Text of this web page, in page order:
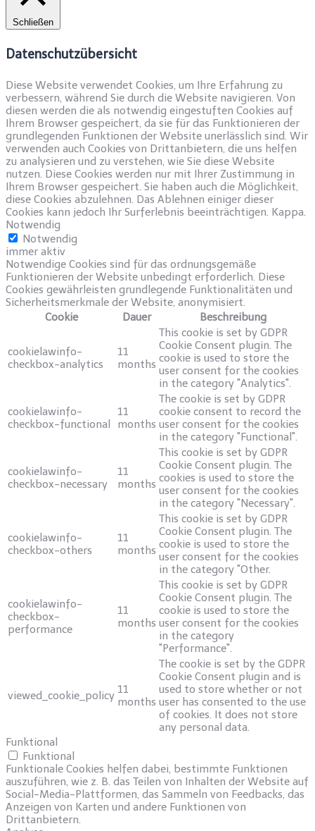
Schließen
Datenschutzübersicht
Diese Website verwendet Cookies, um Ihre Erfahrung zu
verbessern, während Sie durch die Website navigieren. Von
diesen werden die als notwendig eingestuften Cookies auf
Ihrem Browser gespeichert, da sie für das Funktionieren der
grundlegenden Funktionen der Website unerlässlich sind. Wir
verwenden auch Cookies von Drittanbietern, die uns helfen
zu analysieren und zu verstehen, wie Sie diese Website
nutzen. Diese Cookies werden nur mit Ihrer Zustimmung in
Ihrem Browser gespeichert. Sie haben auch die Möglichkeit,
diese Cookies abzulehnen. Das Ablehnen einiger dieser
Cookies kann jedoch Ihr Surferlebnis beeinträchtigen. Kappa.
Notwendig
Notwendig
immer aktiv
Notwendige Cookies sind für das ordnungsgemäße
Funktionieren der Website unbedingt erforderlich. Diese
Cookies gewährleisten grundlegende Funktionalitäten und
Sicherheitsmerkmale der Website, anonymisiert.
Cookie
Dauer Beschreibung
cookielawinfo-
checkbox-analytics
11
months
This cookie is set by GDPR
Cookie Consent plugin. The
cookie is used to store the
user consent for the cookies
in the category "Analytics".
cookielawinfo-
checkbox-functional
11
months
The cookie is set by GDPR
cookie consent to record the
user consent for the cookies
in the category "Functional".
cookielawinfo-
checkbox-necessary
11
months
This cookie is set by GDPR
Cookie Consent plugin. The
cookies is used to store the
user consent for the cookies
in the category "Necessary".
cookielawinfo-
checkbox-others
11
months
This cookie is set by GDPR
Cookie Consent plugin. The
cookie is used to store the
user consent for the cookies
in the category "Other.
cookielawinfo-
checkbox-
performance
11
months
This cookie is set by GDPR
Cookie Consent plugin. The
cookie is used to store the
user consent for the cookies
in the category
"Performance".
viewed_cookie_policy 11
months
The cookie is set by the GDPR
Cookie Consent plugin and is
used to store whether or not
user has consented to the use
of cookies. It does not store
any personal data.
Funktional
Funktional
Funktionale Cookies helfen dabei, bestimmte Funktionen
auszuführen, wie z. B. das Teilen von Inhalten der Website auf
Social-Media-Plattformen, das Sammeln von Feedbacks, das
Anzeigen von Karten und andere Funktionen von
Drittanbietern.